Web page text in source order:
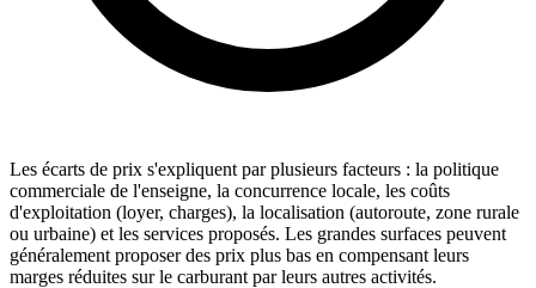
Les écarts de prix s'expliquent par plusieurs facteurs : la politique
commerciale de l'enseigne, la concurrence locale, les coûts
d'exploitation (loyer, charges), la localisation (autoroute, zone rurale
ou urbaine) et les services proposés. Les grandes surfaces peuvent
généralement proposer des prix plus bas en compensant leurs
marges réduites sur le carburant par leurs autres activités.